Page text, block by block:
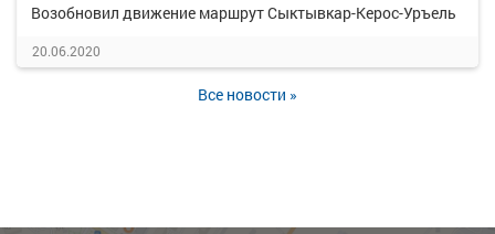
Возобновил движение маршрут Сыктывкар-Керос-Уръель
20.06.2020
Все новости »